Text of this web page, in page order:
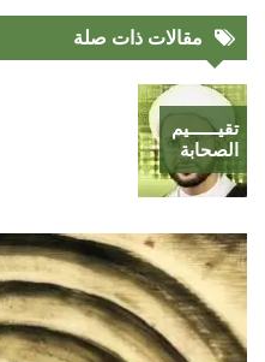
مقالات ذات صلة
تقيــــــيم
الصحابة